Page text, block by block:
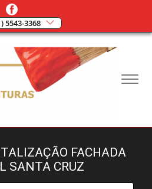
5543-3368
FACHADA
SANTA CRUZ